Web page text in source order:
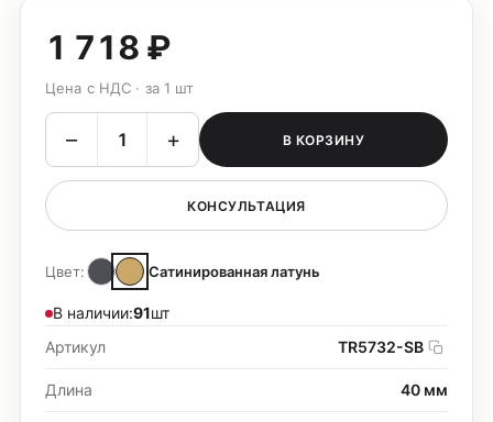
1 718 ₽
Цена с НДС · за 1 шт
– + В КОРЗИНУ
КОНСУЛЬТАЦИЯ
Цвет: Сатинированная латунь
В наличии:91шт
Артикул
TR5732-SB
Длина 40 мм